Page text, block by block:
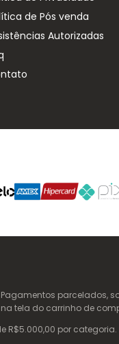
de Pós venda
Autorizadas
Pagamentos parcelados,
tela do carrinho de
R$5.000,00 por categoria.